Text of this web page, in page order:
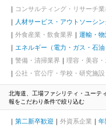
コンサルティング・リサーチ
人材サービス・アウトソーシ
外食産業・飲食業界
運輸・
エネルギー（電力・ガス・石
警備・清掃業界
理容・美容
公社・官公庁・学校・研究施設
北海道、工場ファシリティ・ユーテ
報をこだわり条件で絞り込む
第二新卒歓迎 外資系企業 年